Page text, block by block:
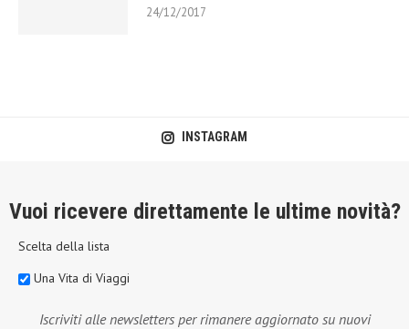
24/12/2017
INSTAGRAM
Vuoi ricevere direttamente le ultime novità?
Scelta della lista
Una Vita di Viaggi
Iscriviti alle newsletters per rimanere aggiornato su nuovi